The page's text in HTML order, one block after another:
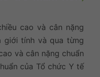
cao và cân nặng
giới tính và qua từng
và cân nặng chuẩn
của Tổ chức Y tế